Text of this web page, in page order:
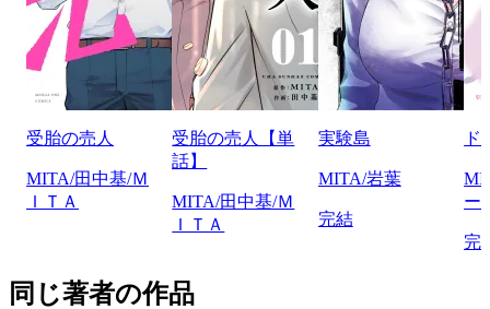
受胎の売人
MITA/田中基/Ｍ
ＩＴＡ
受胎の売人【単
話】
MITA/田中基/Ｍ
ＩＴＡ
実験島
MITA/岩葉
完結
ド
ー
完
同じ著者の作品